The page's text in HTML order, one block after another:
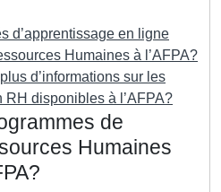
d’apprentissage en ligne
Humaines à l’AFPA?
d’informations sur les
RH disponibles à l’AFPA?
de
Humaines